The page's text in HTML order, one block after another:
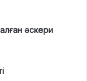
әскери